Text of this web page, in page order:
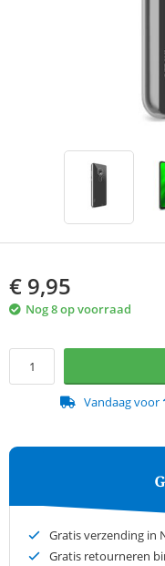
€ 9,95
Nog 8 op voorraad
Vandaag voor
Gratis verzending in
Gratis retourneren